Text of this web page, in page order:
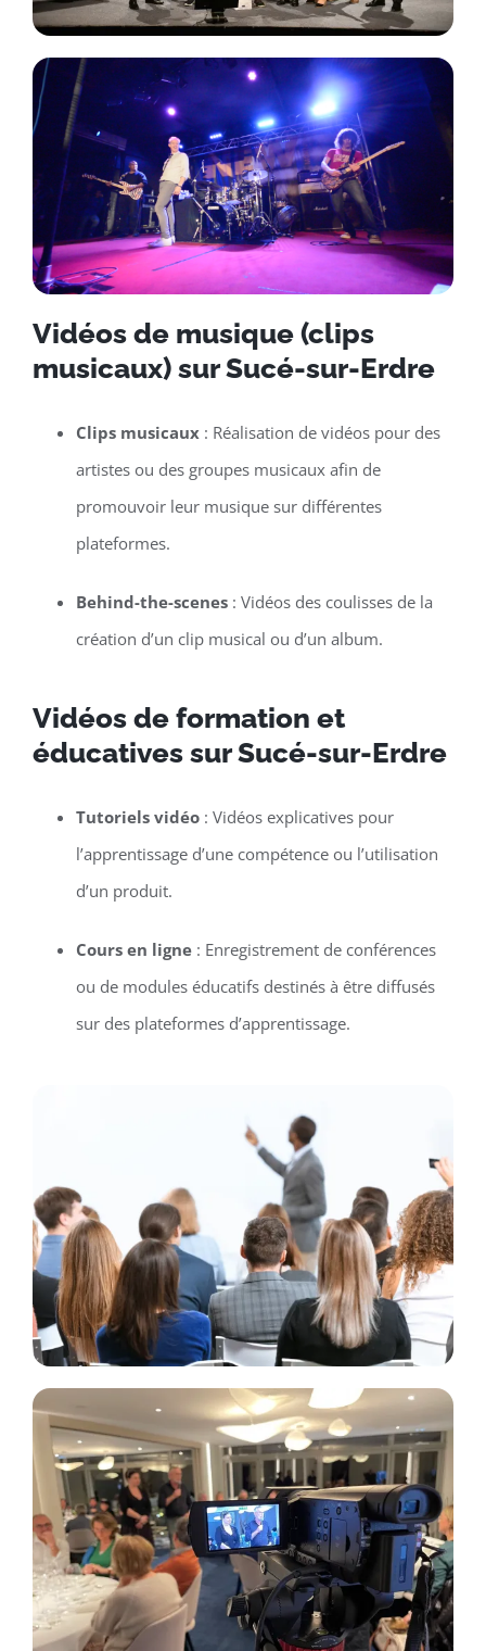
Vidéos de musique (clips
musicaux) sur Sucé-sur-Erdre
Clips musicaux: Réalisation de vidéos pour des
artistes ou des groupes musicaux afin de
promouvoir leur musique sur différentes
plateformes.
Behind-the-scenes: Vidéos des coulisses de la
création d’un clip musical ou d’un album.
Vidéos de formation et
éducatives sur Sucé-sur-Erdre
Tutoriels vidéo: Vidéos explicatives pour
l’apprentissage d’une compétence ou l’utilisation
d’un produit.
Cours en ligne: Enregistrement de conférences
ou de modules éducatifs destinés à être diffusés
sur des plateformes d’apprentissage.